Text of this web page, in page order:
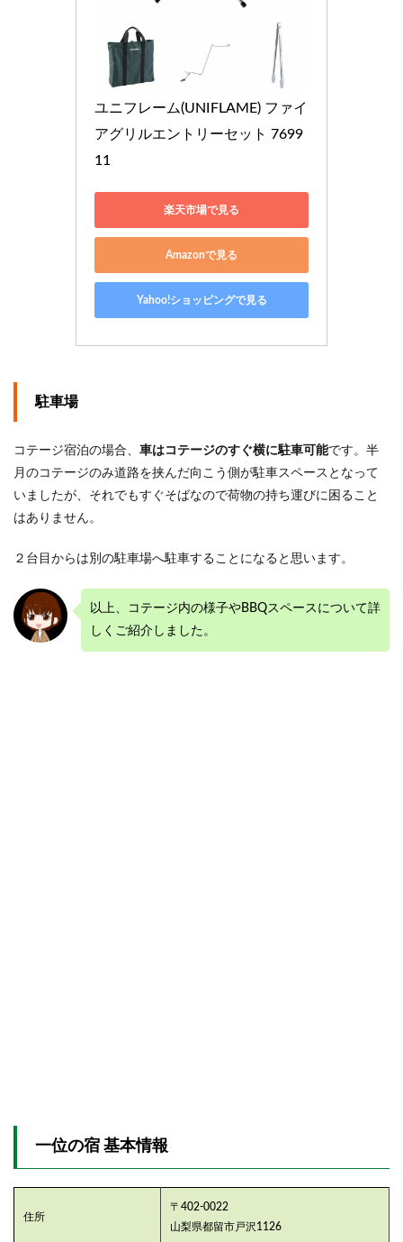
ユニフレーム(UNIFLAME) ファイ
アグリルエントリーセット 7699
11
楽天市場で見る
Amazonで見る
Yahoo!ショッピングで見る
駐車場
コテージ宿泊の場合、 車はコテージのすぐ横に駐車可能です。半
月のコテージのみ道路を挟んだ向こう側が駐車スペースとなって
いましたが、それでもすぐそばなので荷物の持ち運びに困ること
はありません。
２台目からは別の駐車場へ駐車することになると思います。
以上、コテージ内の様子やBBQスペースについて詳
しくご紹介しました。
一位の宿 基本情報
住所
〒402-0022
山梨県都留市戸沢1126